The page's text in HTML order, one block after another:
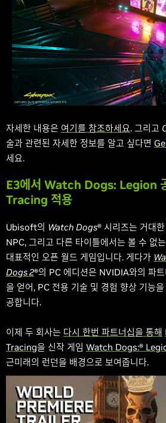
자세한 내용은 여기를 참조하세요. 그리고
술과 관련된 자세한 정보를 알고 싶다면
세요.
E3에서 Watch Dogs: Legion
Tracing 적용
Ubisoft의 Watch Dogs® 시리즈는 거대
NPC, 그리고 다른 타이틀에서는 볼 수 없
대표적인 오픈 월드 게임입니다. 게다가
Dogs 2®의 PC 에디션은 NVIDIA와의 파
을 얻어, PC 전용 기술 및 경험 향상 기능
공합니다.
이제 두 회사는 다시 한번 파트너십을 통해
Tracing을 신작 게임 Watch Dogs:®
근미래의 런던을 배경으로 보여줍니다.